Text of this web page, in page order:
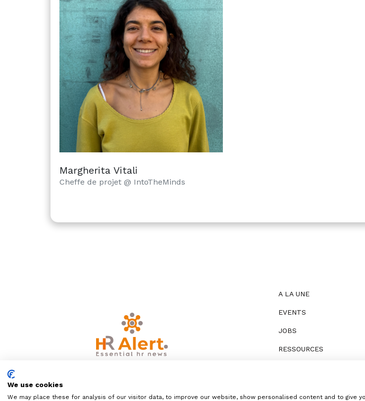
Margherita Vitali
Cheffe de projet @ IntoTheMinds
A LA UNE
EVENTS
JOBS
RESSOURCES
We use cookies
We may place these for analysis of our visitor data, to improve our website, show personalised content and to give